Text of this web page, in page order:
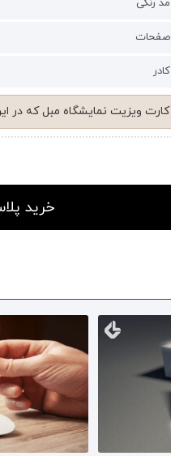
مد رنگی
صفحات
کادر
کارت ویزیت نمایشگاه مبل که در
صورت دو رو و افقی طراحی شده
کردن برای استفاده کسب و کارتون
طراحی شده است.
را در نرم افزار فتوشاپ ویرایش و
خرید